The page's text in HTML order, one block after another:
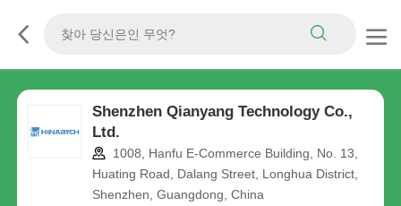
Shenzhen Qianyang Technology Co.,
Ltd.
1008, Hanfu E-Commerce Building, No. 13,
Huating Road, Dalang Street, Longhua District,
Shenzhen, Guangdong, China